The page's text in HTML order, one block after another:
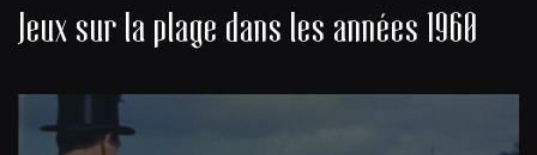
Jeux sur la plage dans les années 1960